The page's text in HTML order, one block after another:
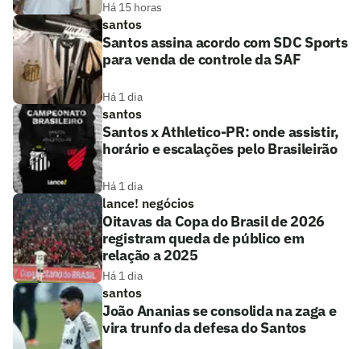
Há 15 horas
santos
Santos assina acordo com SDC Sports
para venda de controle da SAF
Há 1 dia
santos
Santos x Athletico-PR: onde assistir,
horário e escalações pelo Brasileirão
Há 1 dia
lance! negócios
Oitavas da Copa do Brasil de 2026
registram queda de público em
relação a 2025
Há 1 dia
santos
João Ananias se consolida na zaga e
vira trunfo da defesa do Santos